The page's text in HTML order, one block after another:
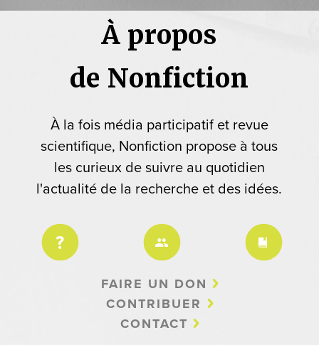
À propos
de Nonfiction
À la fois média participatif et revue
scientifique, Nonfiction propose à tous
les curieux de suivre au quotidien
l'actualité de la recherche et des idées.
FAIRE UN DON
CONTRIBUER
CONTACT